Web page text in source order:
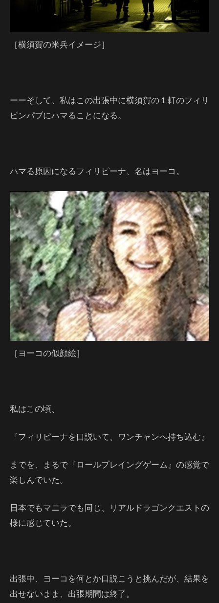
［横須賀の米兵イメージ］
ーーそして、私はこの出張中に横須賀の１軒のフィリ
ピンパブにハマることになる。
ハマる原因になるフィリピーナ、名はヨーコ。
［ヨーコの似顔絵］
私はこの頃、
『フィリピーナを口説いて、ワンチャンへ持ち込む』
までを、まるで『ロールプレイングゲーム』の感覚で
楽しんでいた。
日本でもマニラでも同じ、リアルドラゴンクエストの
様に感じていた。
出張中、ヨーコを何とか口説こうと挑んだが、結果を
出せないまま、出張期間は終了。